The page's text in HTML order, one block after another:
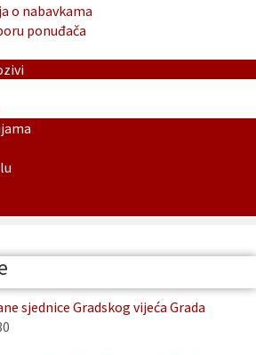
o nabavkama
ponuđača
sjednice Gradskog vijeća Grada